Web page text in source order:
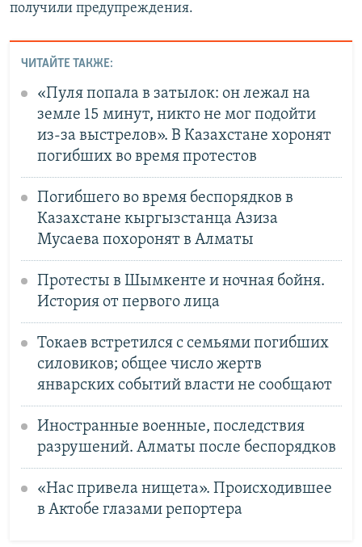
получили предупреждения.
ЧИТАЙТЕ ТАКЖЕ:
«Пуля попала в затылок: он лежал на
земле 15 минут, никто не мог подойти
из-за выстрелов». В Казахстане хоронят
погибших во время протестов
Погибшего во время беспорядков в
Казахстане кыргызстанца Азиза
Мусаева похоронят в Алматы
Протесты в Шымкенте и ночная бойня.
История от первого лица
Токаев встретился с семьями погибших
силовиков; общее число жертв
январских событий власти не сообщают
Иностранные военные, последствия
разрушений. Алматы после беспорядков
«Нас привела нищета». Происходившее
в Актобе глазами репортера